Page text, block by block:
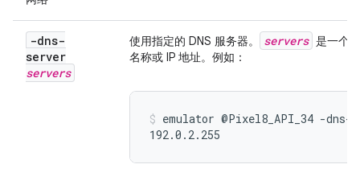
-dns-
server
servers
使用指定的 DNS 服务器。 servers 是一个
名称或 IP 地址。例如：
emulator @Pixel8_API_34 -
192.0.2.255